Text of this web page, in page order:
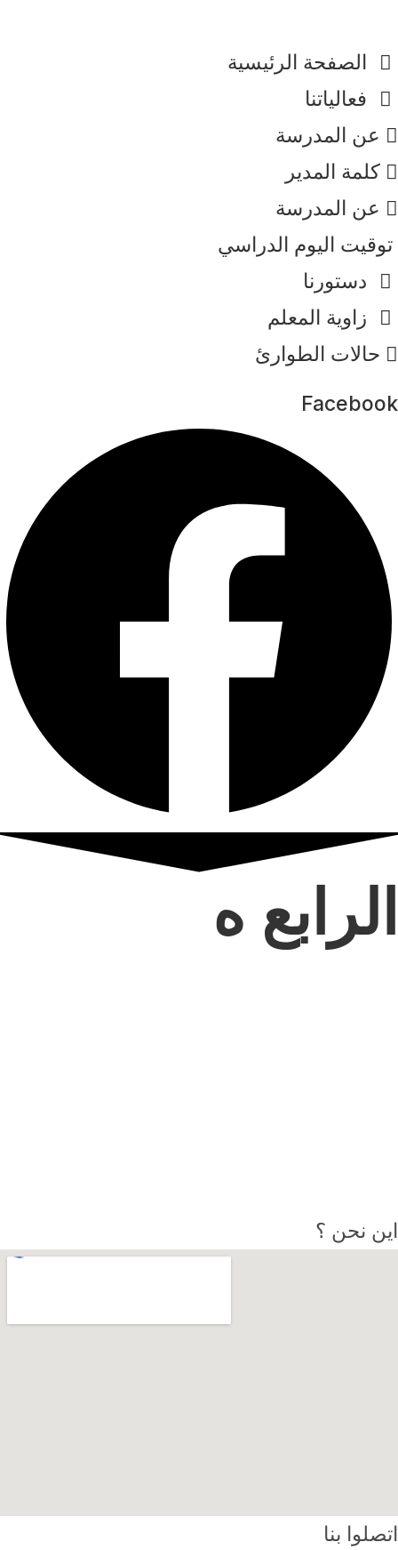
الصفحة الرئيسية
فعالياتنا
عن المدرسة
كلمة المدير​
عن المدرسة
توقيت اليوم الدراسي
دستورنا
زاوية المعلم
حالات الطوارئ
Facebook
الرابع ه
اين نحن ؟
اتصلوا بنا